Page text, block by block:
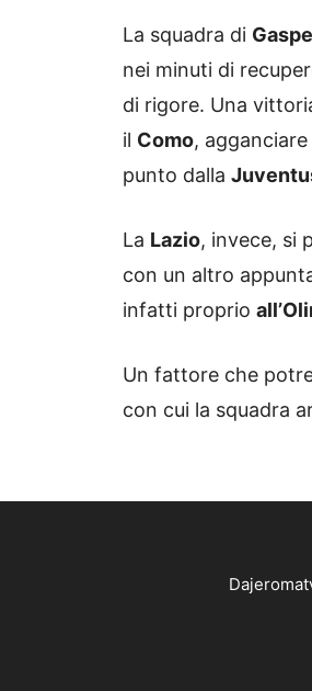
La squadra di
nei minuti di
di rigore. Una
il Como, agganciare
punto dalla
La Lazio, invece, si
con un altro
infatti proprio
Un fattore che
con cui la squadra